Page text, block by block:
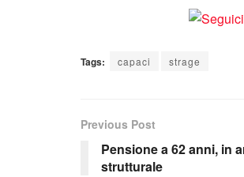
Tags: capaci strage
Previous Post
Pensione a 62 anni, in
strutturale